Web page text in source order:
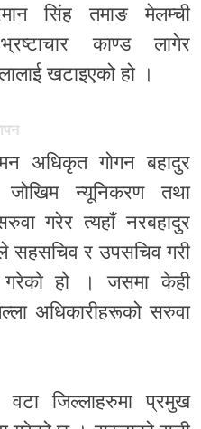
सिंह तमाङ मेलम्ची
काण्ड लागेर
खटाइएको हो ।
अधिकृत गोगन बहादुर
जोखिम न्यूनिकरण तथा
गरेर त्यहाँ नरबहादुर
सहसचिव र उपसचिव गरी
गरेको हो । जसमा केही
अधिकारीहरूको सरुवा
जिल्लाहरुमा प्रमुख